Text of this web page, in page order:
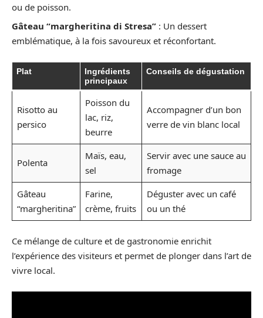
ou de poisson.
Gâteau “margheritina di Stresa” : Un dessert
emblématique, à la fois savoureux et réconfortant.
Plat
Ingrédients
principaux
Conseils de dégustation
Risotto au
persico
Poisson du
lac, riz,
beurre
Accompagner d’un bon
verre de vin blanc local
Polenta
Maïs, eau,
sel
Servir avec une sauce au
fromage
Gâteau
“margheritina”
Farine,
crème, fruits
Déguster avec un café
ou un thé
Ce mélange de culture et de gastronomie enrichit
l’expérience des visiteurs et permet de plonger dans l’art de
vivre local.